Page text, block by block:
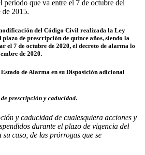
periodo que va entre el 7 de octubre del
de 2015.
del Código Civil realizada la Ley
de prescripción de quince años, siendo la
el 7 de octubre de 2020, el decreto de alarma lo
de 2020.
de Alarma en su Disposición adicional
de prescripción y caducidad.
y caducidad de cualesquiera acciones y
durante el plazo de vigencia del
su caso, de las prórrogas que se